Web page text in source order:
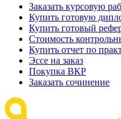
Заказать курсовую
Купить готовую
Купить готовый
Стоимость
Купить отчет по
Эссе на заказ
Покупка ВКР
Заказать сочинение